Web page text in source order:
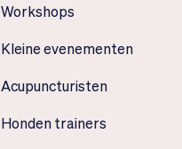
Workshops
Kleine evenementen
Acupuncturisten
Honden trainers